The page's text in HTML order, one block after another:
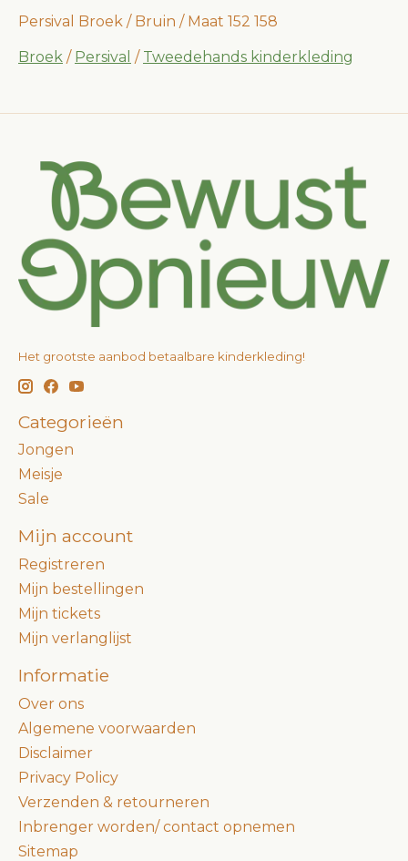
Persival Broek / Bruin / Maat 152 158
Broek / Persival / Tweedehands kinderkleding
Het grootste aanbod betaalbare kinderkleding!
Categorieën
Jongen
Meisje
Sale
Mijn account
Registreren
Mijn bestellingen
Mijn tickets
Mijn verlanglijst
Informatie
Over ons
Algemene voorwaarden
Disclaimer
Privacy Policy
Verzenden & retourneren
Inbrenger worden/ contact opnemen
Sitemap